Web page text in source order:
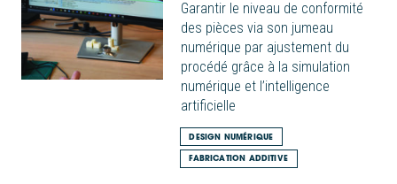
Garantir le niveau de conformité
des pièces via son jumeau
numérique par ajustement du
procédé grâce à la simulation
numérique et l’intelligence
artificielle
DESIGN NUMÉRIQUE
FABRICATION ADDITIVE